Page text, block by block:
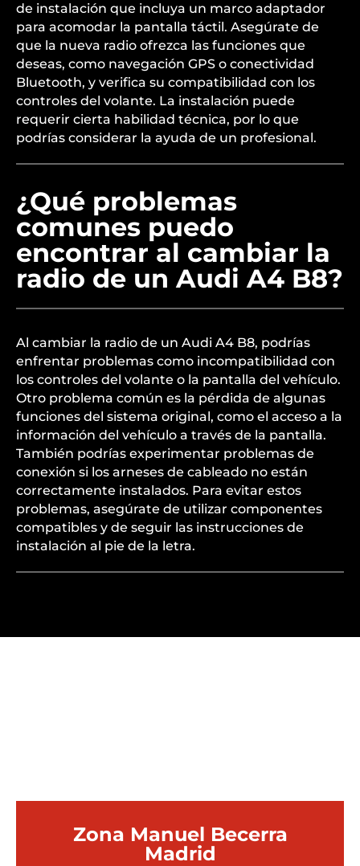
de instalación que incluya un marco adaptador
para acomodar la pantalla táctil. Asegúrate de
que la nueva radio ofrezca las funciones que
deseas, como navegación GPS o conectividad
Bluetooth, y verifica su compatibilidad con los
controles del volante. La instalación puede
requerir cierta habilidad técnica, por lo que
podrías considerar la ayuda de un profesional.
¿Qué problemas
comunes puedo
encontrar al cambiar la
radio de un Audi A4 B8?
Al cambiar la radio de un Audi A4 B8, podrías
enfrentar problemas como incompatibilidad con
los controles del volante o la pantalla del vehículo.
Otro problema común es la pérdida de algunas
funciones del sistema original, como el acceso a la
información del vehículo a través de la pantalla.
También podrías experimentar problemas de
conexión si los arneses de cableado no están
correctamente instalados. Para evitar estos
problemas, asegúrate de utilizar componentes
compatibles y de seguir las instrucciones de
instalación al pie de la letra.
Zona Manuel Becerra
Madrid